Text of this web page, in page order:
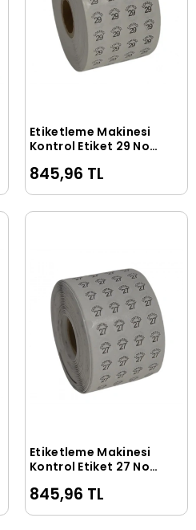
Sepete Ekle
Etiketleme Makinesi
Kontrol Etiket 29 No
845,96 TL
Sepete Ekle
Etiketleme Makinesi
Kontrol Etiket 27 No
845,96 TL